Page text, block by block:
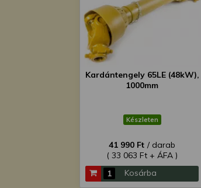
Kardántengely 65LE (48kW),
1000mm
Készleten
41 990 Ft / darab
( 33 063 Ft + ÁFA )
Kosárba